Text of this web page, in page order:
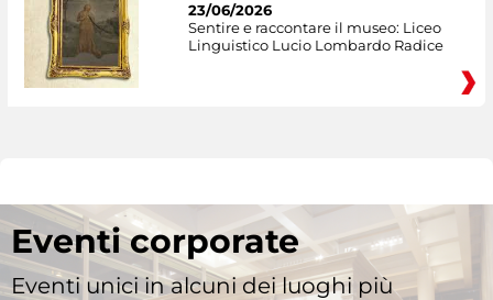
23/06/2026
Sentire e raccontare il museo: Liceo
Linguistico Lucio Lombardo Radice
Eventi corporate
Eventi unici in alcuni dei luoghi più